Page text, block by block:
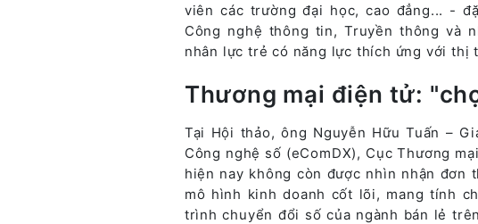
viên các trường đại học, cao đẳng... -
Công nghệ thông tin, Truyền thông và
nhân lực trẻ có năng lực thích ứng với
Thương mại điện tử:
Tại Hội thảo, ông Nguyễn Hữu Tuấn –
Công nghệ số (eComDX), Cục Thương
hiện nay không còn được nhìn nhận đơn
mô hình kinh doanh cốt lõi, mang tính
trình chuyển đổi số của ngành bán lẻ